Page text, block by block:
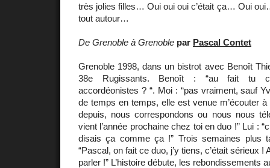
très jolies filles… Oui oui oui c’était ça… Oui
tout autour…
De Grenoble à Grenoble par Pascal Contet
Grenoble 1998, dans un bistrot avec Benoît
38e Rugissants. Benoît : “au fait tu
accordéonistes ? “. Moi : “pas vraiment, sauf
de temps en temps, elle est venue m’écouter
depuis, nous correspondons ou nous nous
vient l’année prochaine chez toi en duo !” Lui :
disais ça comme ça !” Trois semaines plus
“Pascal, on fait ce duo, j’y tiens, c’était sérieux !
parler !” L’histoire débute, les rebondissements